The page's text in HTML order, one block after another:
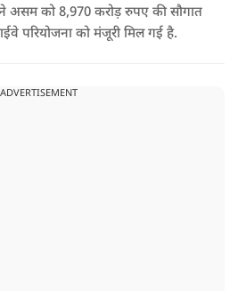
असम को 8,970 करोड़ रुपए की सौगात
परियोजना को मंजूरी मिल गई है.
ADVERTISEMENT